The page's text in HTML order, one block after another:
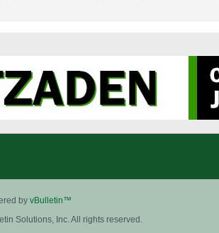
by vBulletin™
Solutions, Inc. All rights reserved.